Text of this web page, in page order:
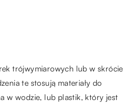
trójwymiarowych lub w skrócie
te stosują materiały do
w wodzie, lub plastik, który jest